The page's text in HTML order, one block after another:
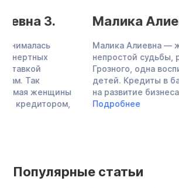
Малика Алиевна Б.
Малика Алиевна — женщина
непростой судьбы, родом из
Грозного, одна воспитывала троих
детей. Кредиты в банке оформляла
на развитие бизнеса, ...
Подробнее
Популярные статьи